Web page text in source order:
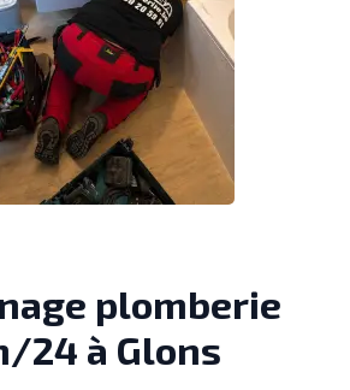
plomberie
24 à Glons